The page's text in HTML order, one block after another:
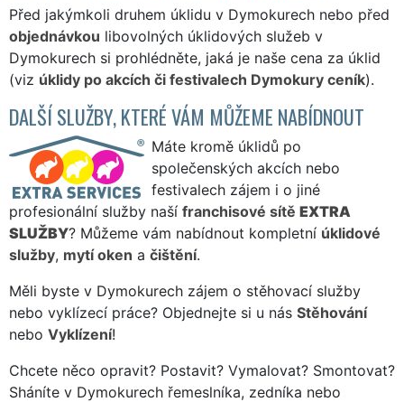
Před jakýmkoli druhem úklidu v Dymokurech nebo před
objednávkou libovolných úklidových služeb v
Dymokurech si prohlédněte, jaká je naše cena za úklid
(viz úklidy po akcích či festivalech Dymokury ceník).
DALŠÍ SLUŽBY, KTERÉ VÁM MŮŽEME NABÍDNOUT
Máte kromě úklidů po
společenských akcích nebo
festivalech zájem i o jiné
profesionální služby naší franchisové sítě EXTRA
SLUŽBY? Můžeme vám nabídnout kompletní úklidové
služby, mytí oken a čištění.
Měli byste v Dymokurech zájem o stěhovací služby
nebo vyklízecí práce? Objednejte si u nás Stěhování
nebo Vyklízení!
Chcete něco opravit? Postavit? Vymalovat? Smontovat?
Sháníte v Dymokurech řemeslníka, zedníka nebo